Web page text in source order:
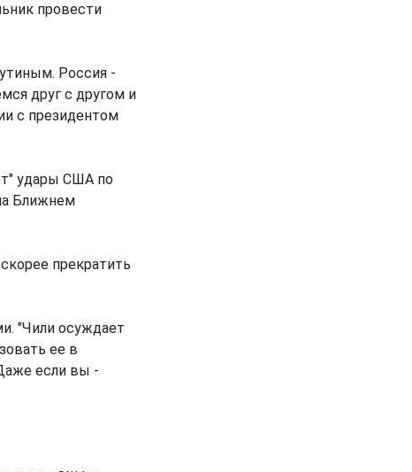
провести
Россия -
друг с другом и
с президентом
удары США по
Ближнем
прекратить
"Чили осуждает
ее в
если вы -